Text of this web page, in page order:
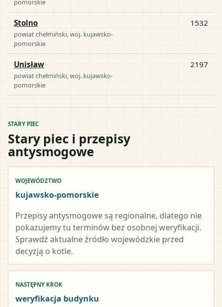
Stolno
powiatchełmiński , woj. kujawsko-
pomorskie
1532
Unisław
powiatchełmiński , woj. kujawsko-
pomorskie
2197
STARY PIEC
Stary piec i przepisy
antysmogowe
WOJEWÓDZTWO
kujawsko-pomorskie
Przepisy antysmogowe są regionalne, dlatego nie
pokazujemy tu terminów bez osobnej weryfikacji.
Sprawdź aktualne źródło wojewódzkie przed
decyzją o kotle.
NASTĘPNY KROK
weryfikacja budynku